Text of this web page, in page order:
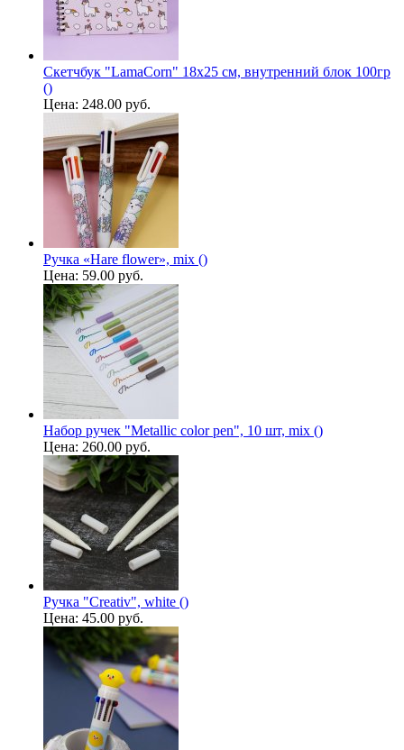
Скетчбук "LamaCorn" 18х25 см, внутренний блок 100гр
()
Цена: 248.00 руб.
Ручка «Hare flower», mix ()
Цена: 59.00 руб.
Набор ручек "Metallic color pen", 10 шт, mix ()
Цена: 260.00 руб.
Ручка "Creativ", white ()
Цена: 45.00 руб.